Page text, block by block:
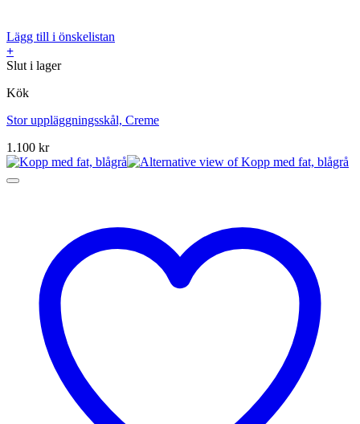
Lägg till i önskelistan
+
Slut i lager
Kök
Stor uppläggningsskål, Creme
1.100 kr